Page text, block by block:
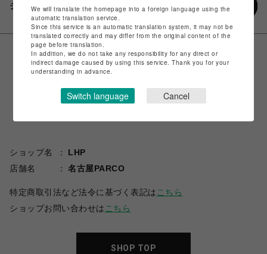
シェアする
ショップ名
LHP
店舗名
名古屋PARCO
特定商取引法など法令に基づく表記は こちら
ショップお問い合わせは こちら
SHOP TOP
We will translate the homepage into a foreign language using the
automatic translation service.
Since this service is an automatic translation system, it may not be
translated correctly and may differ from the original content of the
page before translation.
In addition, we do not take any responsibility for any direct or
indirect damage caused by using this service. Thank you for your
understanding in advance.
Switch language Cancel